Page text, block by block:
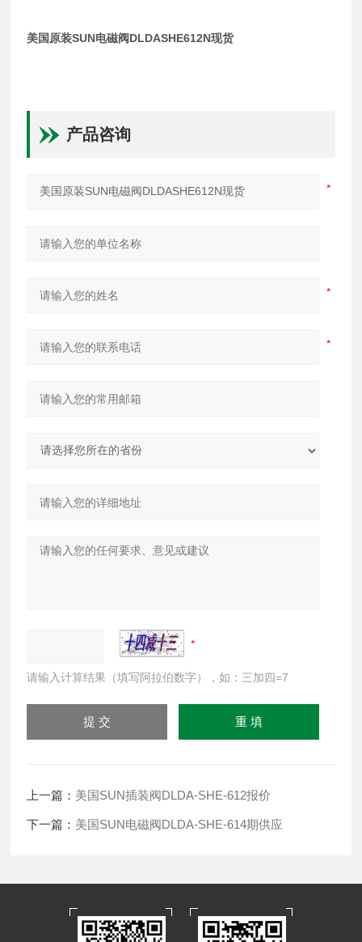
美国原装SUN电磁阀DLDASHE612N现货
产品咨询
请输入计算结果（填写阿拉伯数字），如：三加四=7
上一篇： 美国SUN插装阀DLDA-SHE-612报价
下一篇： 美国SUN电磁阀DLDA-SHE-614期供应